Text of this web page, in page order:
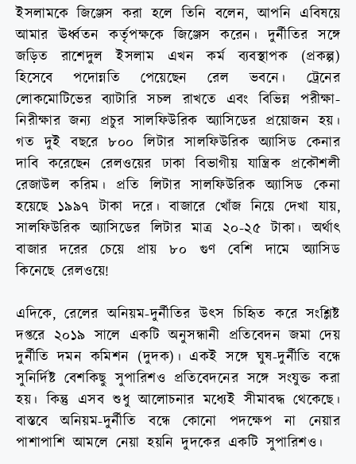
ইসলামকে জিঞ্জেস করা হলে তিনি বলেন, আপনি এবিষয়ে
আমার ঊর্ধ্বতন কর্তৃপক্ষকে জিঞ্জেস করেন। দুর্নীতির সঙ্গে
জড়িত রাশেদুল ইসলাম এখন কর্ম ব্যবস্থাপক (প্রকল্প)
হিসেবে পদোন্নতি পেয়েছেন রেল ভবনে। ট্রেনের
লোকমোটিভের ব্যাটারি সচল রাখতে এবং বিভিন্ন পরীক্ষা-
নিরীক্ষার জন্য প্রচুর সালফিউরিক অ্যাসিডের প্রয়োজন হয়।
গত দুই বছরে ৮০০ লিটার সালফিউরিক অ্যাসিড কেনার
দাবি করেছেন রেলওয়ের ঢাকা বিভাগীয় যান্ত্রিক প্রকৌশলী
রেজাউল করিম। প্রতি লিটার সালফিউরিক অ্যাসিড কেনা
হয়েছে ১৯৯৭ টাকা দরে। বাজারে খোঁজ নিয়ে দেখা যায়,
সালফিউরিক অ্যাসিডের লিটার মাত্র ২০-২৫ টাকা। অর্থাৎ
বাজার দরের চেয়ে প্রায় ৮০ গুণ বেশি দামে অ্যাসিড
কিনেছে রেলওয়ে!
এদিকে, রেলের অনিয়ম-দুর্নীতির উৎস চিহিৃত করে সংশ্লিষ্ট
দপ্তরে ২০১৯ সালে একটি অনুসন্ধানী প্রতিবেদন জমা দেয়
দুর্নীতি দমন কমিশন (দুদক)। একই সঙ্গে ঘুষ-দুর্নীতি বন্ধে
সুনির্দিষ্ট বেশকিছু সুপারিশও প্রতিবেদনের সঙ্গে সংযুক্ত করা
হয়। কিন্তু এসব শুধু আলোচনার মধ্যেই সীমাবদ্ধ থেকেছে।
বাস্তবে অনিয়ম-দুর্নীতি বন্ধে কোনো পদক্ষেপ না নেয়ার
পাশাপাশি আমলে নেয়া হয়নি দুদকের একটি সুপারিশও।